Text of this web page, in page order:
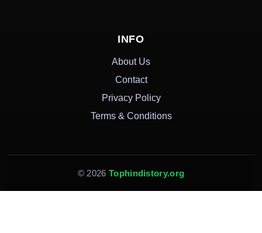
INFO
About Us
Contact
Privacy Policy
Terms & Conditions
© 2026 Tophindistory.org